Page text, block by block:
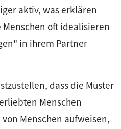
aktiv, was erklären
oft idealisieren
in ihrem Partner
dass die Muster
Menschen
Menschen aufweisen,